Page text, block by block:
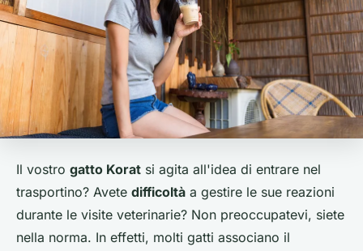
Il vostro gatto Korat si agita all'idea di entrare nel
trasportino? Avete difficoltà a gestire le sue reazioni
durante le visite veterinarie? Non preoccupatevi, siete
nella norma. In effetti, molti gatti associano il